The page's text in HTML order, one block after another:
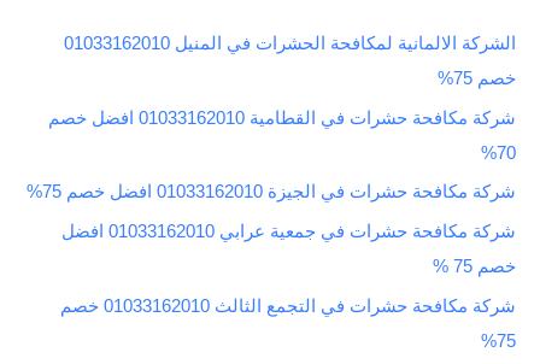
:
الشركة الالمانية لمكافحة الحشرات في المنيل 01033162010
خصم 75%
شركة مكافحة حشرات في القطامية 01033162010 افضل خصم
70%
شركة مكافحة حشرات في الجيزة 01033162010 افضل خصم 75%
شركة مكافحة حشرات في جمعية عرابي 01033162010 افضل
خصم 75 %
شركة مكافحة حشرات في التجمع الثالث 01033162010 خصم
75%